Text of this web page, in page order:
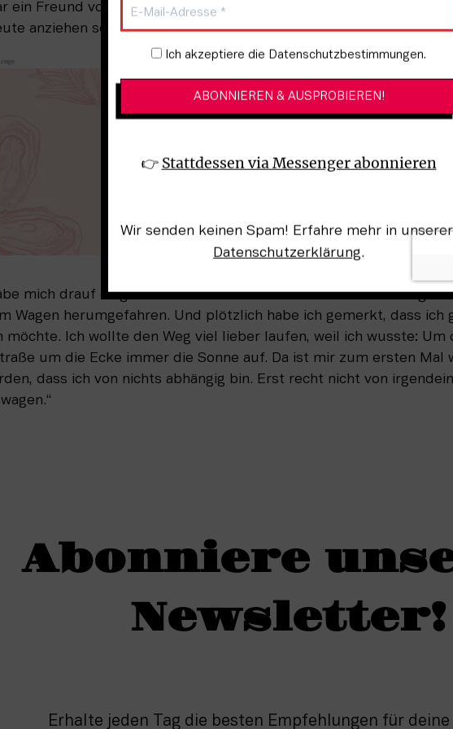
ein Freund von mir, wir wohnten im selben Haus und er sagte:
anziehen soll, dann nehme ich dich in meinem Auto mit‘.
mich drauf eingelassen und ihm bei der Krawattenauswahl
Wagen herumgefahren. Und plötzlich habe ich gemerkt, dass ich
möchte. Ich wollte den Weg viel lieber laufen, weil ich wusste: Um
um die Ecke immer die Sonne auf. Da ist mir zum ersten Mal
dass ich von nichts abhängig bin. Erst recht nicht von
Newsletter-Anmeldung
Ich akzeptiere die Datenschutzbestimmungen.
👉 Stattdessen via Messenger abonnieren
Datenschutzerklärung.
Abonniere
Newsletter!
Erhalte jeden Tag die besten Empfehlungen für